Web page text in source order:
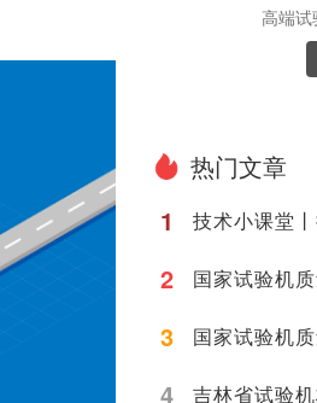
高端
热门文章
1
技术小课堂
2 国家试验机
3 国家试验机
4 吉林省试验